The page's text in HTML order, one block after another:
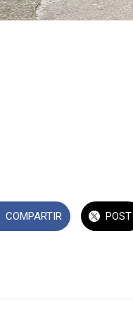
COMPARTIR POST